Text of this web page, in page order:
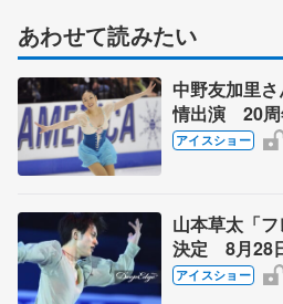
あわせて読みたい
中野友加里
情出演 20周
ス」 宮本賢
アイスショー
山本草太「
決定 8月28
静香さんプ
アイスショー